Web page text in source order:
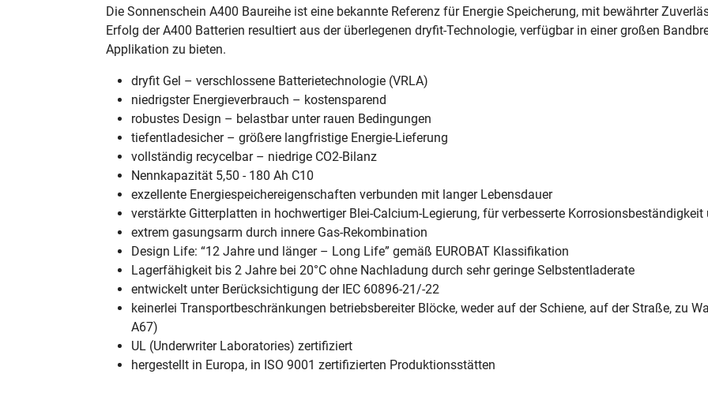
Die Sonnenschein A400 Baureihe ist eine bekannte Referenz für Energie Speicherung, mit bewährter
Erfolg der A400 Batterien resultiert aus der überlegenen dryfit-Technologie, verfügbar in einer großen
Applikation zu bieten.
dryfit Gel – verschlossene Batterietechnologie (VRLA)
niedrigster Energieverbrauch – kostensparend
robustes Design – belastbar unter rauen Bedingungen
tiefentladesicher – größere langfristige Energie-Lieferung
vollständig recycelbar – niedrige CO2-Bilanz
Nennkapazität 5,50 - 180 Ah C10
exzellente Energiespeichereigenschaften verbunden mit langer Lebensdauer
verstärkte Gitterplatten in hochwertiger Blei-Calcium-Legierung, für verbesserte
extrem gasungsarm durch innere Gas-Rekombination
Design Life: “12 Jahre und länger – Long Life” gemäß EUROBAT Klassifikation
Lagerfähigkeit bis 2 Jahre bei 20°C ohne Nachladung durch sehr geringe Selbstentladerate
entwickelt unter Berücksichtigung der IEC 60896-21/-22
keinerlei Transportbeschränkungen betriebsbereiter Blöcke, weder auf der Schiene, auf der Straße, zu
A67)
UL (Underwriter Laboratories) zertifiziert
hergestellt in Europa, in ISO 9001 zertifizierten Produktionsstätten